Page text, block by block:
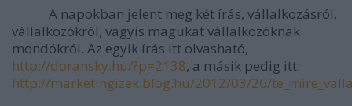
A napokban jelent meg két írás, vállalkozásról,
vállalkozókról, vagyis magukat vállalkozóknak
mondókról. Az egyik írás itt olvasható,
http://doransky.hu/?p=2138, a másik pedig itt:
http://marketingizek.blog.hu/2012/03/26/